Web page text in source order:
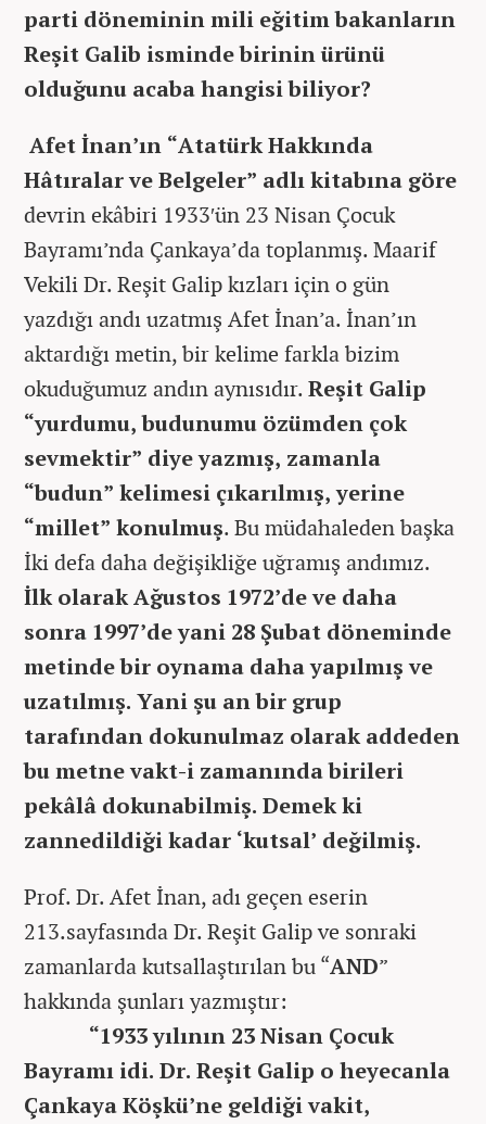
parti döneminin mili eğitim bakanların
Reşit Galib isminde birinin ürünü
olduğunu acaba hangisi biliyor?
Afet İnan’ın “Atatürk Hakkında
Hâtıralar ve Belgeler” adlı kitabına göre
devrin ekâbiri 1933′ün 23 Nisan Çocuk
Bayramı’nda Çankaya’da toplanmış. Maarif
Vekili Dr. Reşit Galip kızları için o gün
yazdığı andı uzatmış Afet İnan’a. İnan’ın
aktardığı metin, bir kelime farkla bizim
okuduğumuz andın aynısıdır.Reşit Galip
“yurdumu, budunumu özümden çok
sevmektir” diye yazmış, zamanla
“budun” kelimesi çıkarılmış, yerine
“millet” konulmuş. Bu müdahaleden başka
İki defa daha değişikliğe uğramış andımız.
İlk olarak Ağustos 1972’de ve daha
sonra 1997’de yani 28 Şubat döneminde
metinde bir oynama daha yapılmış ve
uzatılmış. Yani şu an bir grup
tarafından dokunulmaz olarak addeden
bu metne vakt-i zamanında birileri
pekâlâ dokunabilmiş. Demek ki
zannedildiği kadar ‘kutsal’ değilmiş.
Prof. Dr. Afet İnan, adı geçen eserin
213.sayfasında Dr. Reşit Galip ve sonraki
zamanlarda kutsallaştırılan bu “AND”
hakkında şunları yazmıştır:
“1933 yılının 23 Nisan Çocuk
Bayramı idi. Dr. Reşit Galip o heyecanla
Çankaya Köşkü’ne geldiği vakit,